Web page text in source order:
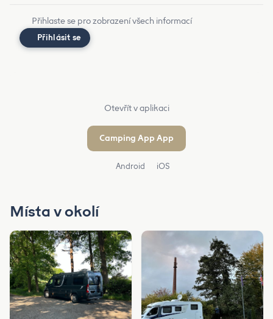
Přihlaste se pro zobrazení všech informací
Přihlásit se
Otevřít v aplikaci
Camping App App
Android iOS
Místa v okolí